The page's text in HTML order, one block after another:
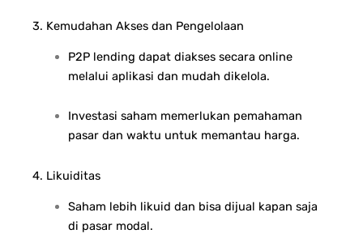
3. Kemudahan Akses dan Pengelolaan
P2P lending dapat diakses secara online
melalui aplikasi dan mudah dikelola.
Investasi saham memerlukan pemahaman
pasar dan waktu untuk memantau harga.
4. Likuiditas
Saham lebih likuid dan bisa dijual kapan saja
di pasar modal.